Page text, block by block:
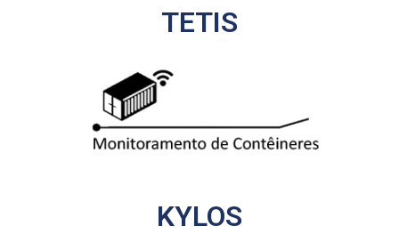
TETIS
KYLOS